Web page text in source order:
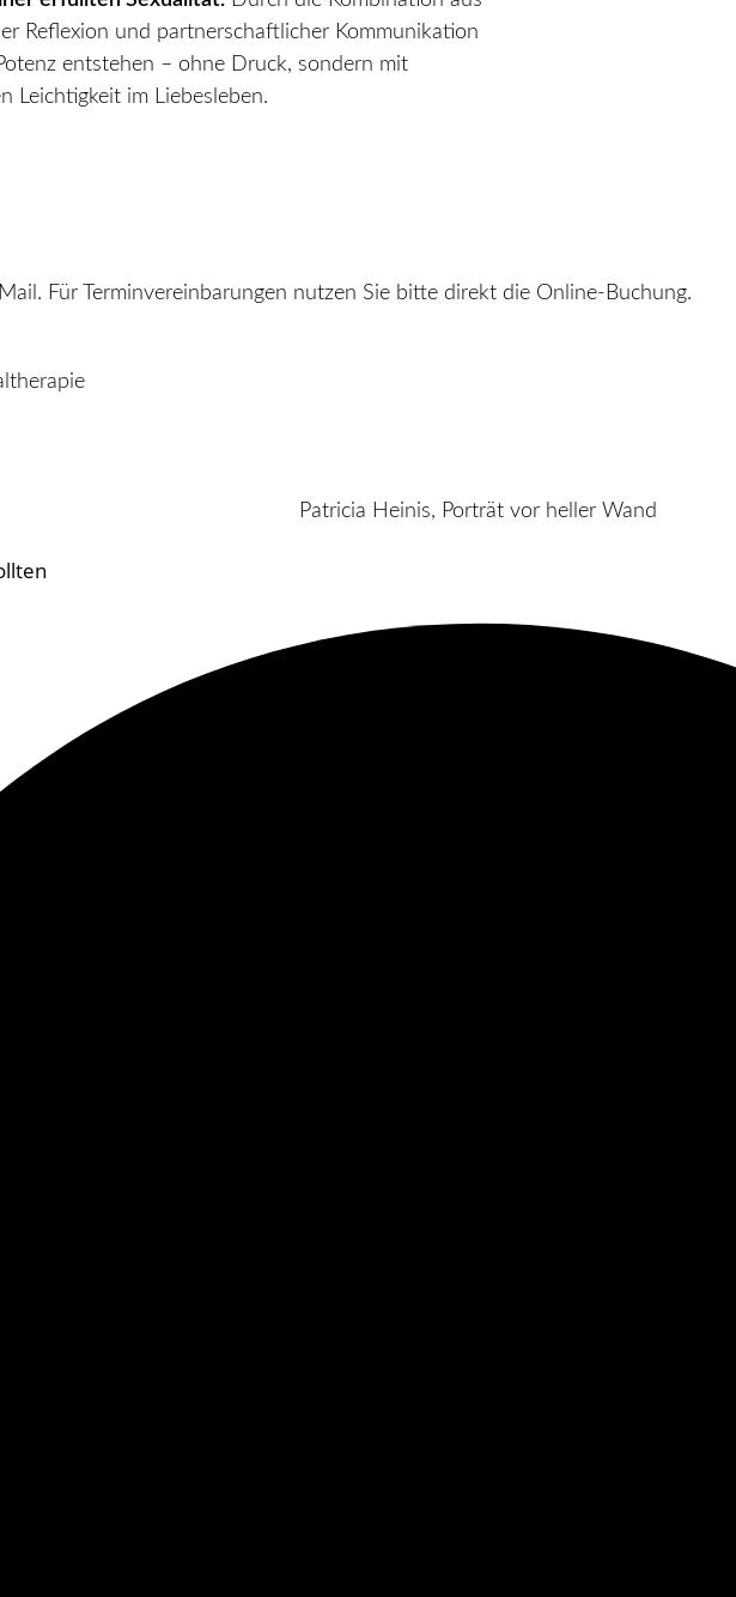
Reflexion und partnerschaftlicher Kommunikation
entstehen – ohne Druck, sondern mit
Leichtigkeit im Liebesleben.
Für Terminvereinbarungen nutzen Sie bitte direkt die Online-Buchung.